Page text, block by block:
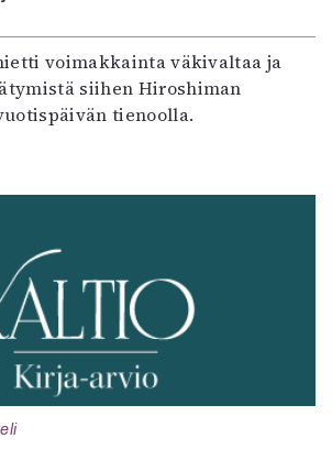
voimakkainta väkivaltaa ja
siihen Hiroshiman
tienoolla.